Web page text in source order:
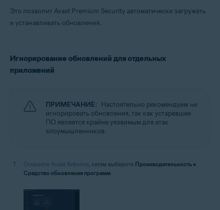
Это позволит Avast Premium Security автоматически загружать
и устанавливать обновления.
Игнорирование обновлений для отдельных
приложений
ПРИМЕЧАНИЕ: Настоятельно рекомендуем не
игнорировать обновления, так как устаревшее
ПО является крайне уязвимым для атак
злоумышленников.
Откройте Avast Antivirus, затем выберите Производительность ▸
Средство обновления программ.